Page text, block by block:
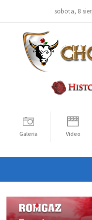
sobota, 8
Galeria Video